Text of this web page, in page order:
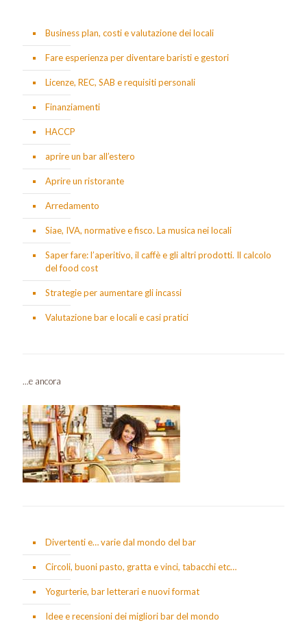
Business plan, costi e valutazione dei locali
Fare esperienza per diventare baristi e gestori
Licenze, REC, SAB e requisiti personali
Finanziamenti
HACCP
aprire un bar all’estero
Aprire un ristorante
Arredamento
Siae, IVA, normative e fisco. La musica nei locali
Saper fare: l’aperitivo, il caffè e gli altri prodotti. Il calcolo
del food cost
Strategie per aumentare gli incassi
Valutazione bar e locali e casi pratici
...e ancora
Divertenti e… varie dal mondo del bar
Circoli, buoni pasto, gratta e vinci, tabacchi etc…
Yogurterie, bar letterari e nuovi format
Idee e recensioni dei migliori bar del mondo